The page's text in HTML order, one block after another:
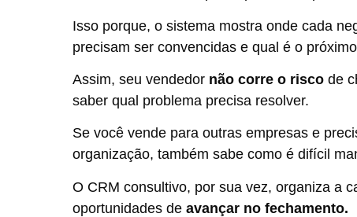
Isso porque, o sistema mostra onde cada
precisam ser convencidas e qual é o
Assim, seu vendedor não corre o risco de
saber qual problema precisa resolver.
Se você vende para outras empresas e
organização, também sabe como é difícil
O CRM consultivo, por sua vez, organiza a
oportunidades de avançar no fechamento.